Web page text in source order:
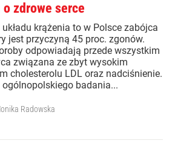
o zdrowe serce
układu krążenia to w Polsce zabójca
jest przyczyną 45 proc. zgonów.
odpowiadają przede wszystkim
związana ze zbyt wysokim
cholesterolu LDL oraz nadciśnienie.
badania...
Radowska